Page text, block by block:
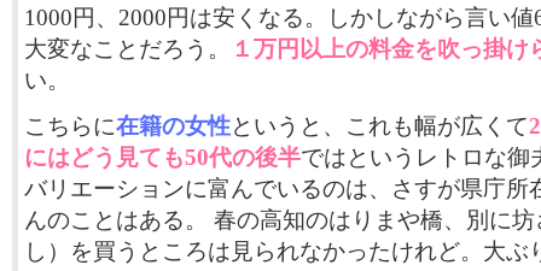
1000円、2000円は安くなる。しかしながら言い値
大変なことだろう。
１万円以上の料金を吹っ掛け
い。
こちらに在籍の女性というと、これも幅が広くて
にはどう見ても50代の後半ではというレトロな御
バリエーションに富んでいるのは、さすが県庁所
んのことはある。 春の高知のはりまや橋、別に
し）を買うところは見られなかったけれど。大ぶ